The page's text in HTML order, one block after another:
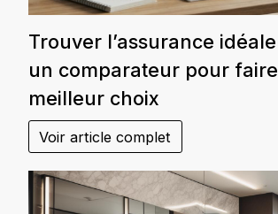
Trouver l’assurance
un comparateur pour
meilleur choix
Voir article complet